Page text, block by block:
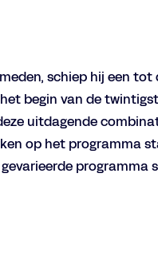
schiep hij een
begin van de
uitdagende
op het programma
programma